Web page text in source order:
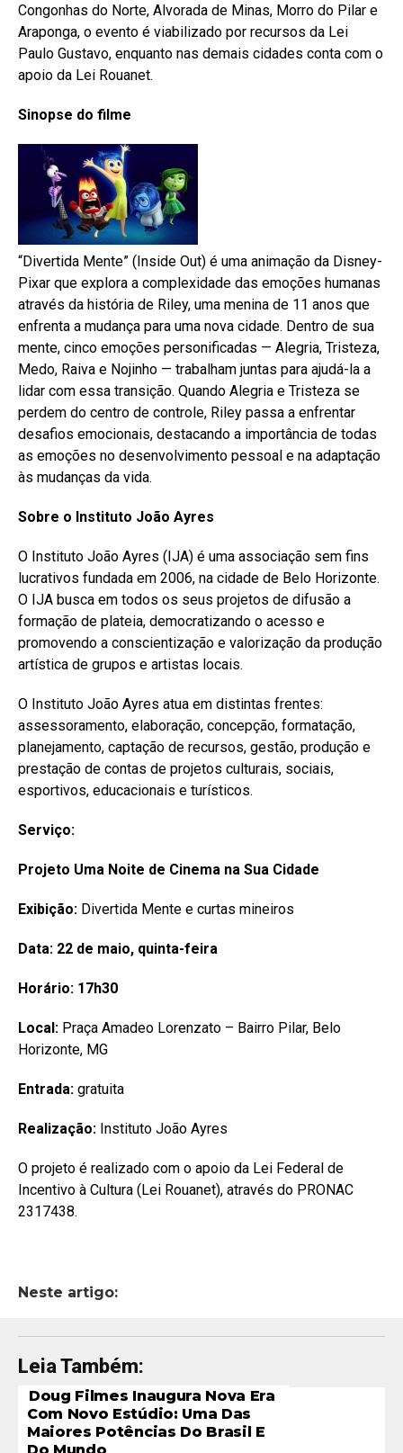
Congonhas do Norte, Alvorada de Minas, Morro do Pilar e
Araponga, o evento é viabilizado por recursos da Lei
Paulo Gustavo, enquanto nas demais cidades conta com o
apoio da Lei Rouanet.
Sinopse do filme
“Divertida Mente” (Inside Out) é uma animação da Disney-
Pixar que explora a complexidade das emoções humanas
através da história de Riley, uma menina de 11 anos que
enfrenta a mudança para uma nova cidade. Dentro de sua
mente, cinco emoções personificadas — Alegria, Tristeza,
Medo, Raiva e Nojinho — trabalham juntas para ajudá-la a
lidar com essa transição. Quando Alegria e Tristeza se
perdem do centro de controle, Riley passa a enfrentar
desafios emocionais, destacando a importância de todas
as emoções no desenvolvimento pessoal e na adaptação
às mudanças da vida.
Sobre o Instituto João Ayres
O Instituto João Ayres (IJA) é uma associação sem fins
lucrativos fundada em 2006, na cidade de Belo Horizonte.
O IJA busca em todos os seus projetos de difusão a
formação de plateia, democratizando o acesso e
promovendo a conscientização e valorização da produção
artística de grupos e artistas locais.
O Instituto João Ayres atua em distintas frentes:
assessoramento, elaboração, concepção, formatação,
planejamento, captação de recursos, gestão, produção e
prestação de contas de projetos culturais, sociais,
esportivos, educacionais e turísticos.
Serviço:
Projeto Uma Noite de Cinema na Sua Cidade
Exibição: Divertida Mente e curtas mineiros
Data: 22 de maio, quinta-feira
Horário: 17h30
Local: Praça Amadeo Lorenzato – Bairro Pilar, Belo
Horizonte, MG
Entrada: gratuita
Realização: Instituto João Ayres
O projeto é realizado com o apoio da Lei Federal de
Incentivo à Cultura (Lei Rouanet), através do PRONAC
2317438.
Neste artigo:
Leia Também:
Doug Filmes Inaugura Nova Era
Com Novo Estúdio: Uma Das
Maiores Potências Do Brasil E
Do Mundo